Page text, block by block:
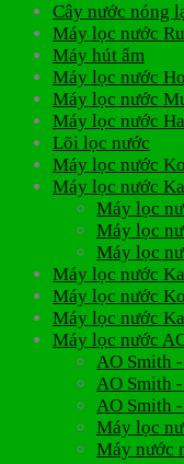
Cây nước nóng
Máy lọc nước
Máy hút ẩm
Máy lọc nước
Máy lọc nước
Máy lọc nước
Lõi lọc nước
Máy lọc nước
Máy lọc nước
Máy lọc
Máy lọc
Máy lọc
Máy lọc nước
Máy lọc nước
Máy lọc nước
Máy lọc nước
AO Smith
AO Smith
AO Smith
Máy lọc
Máy nước